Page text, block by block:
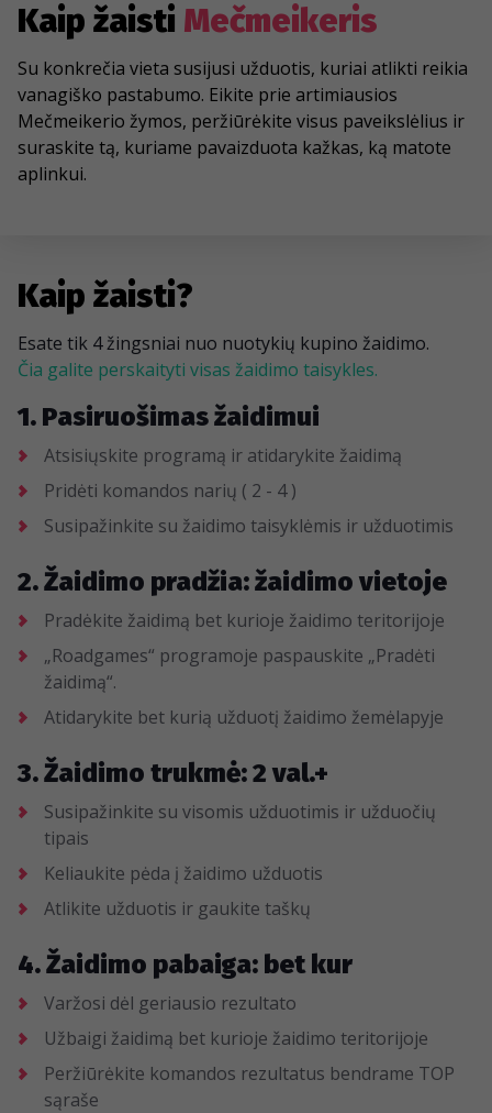
Kaip žaisti Mečmeikeris
Su konkrečia vieta susijusi užduotis, kuriai atlikti reikia
vanagiško pastabumo. Eikite prie artimiausios
Mečmeikerio žymos, peržiūrėkite visus paveikslėlius ir
suraskite tą, kuriame pavaizduota kažkas, ką matote
aplinkui.
Kaip žaisti?
Esate tik 4 žingsniai nuo nuotykių kupino žaidimo.
Čia galite perskaityti visas žaidimo taisykles.
1. Pasiruošimas žaidimui
Atsisiųskite programą ir atidarykite žaidimą
Pridėti komandos narių ( 2 - 4 )
Susipažinkite su žaidimo taisyklėmis ir užduotimis
2. Žaidimo pradžia: žaidimo vietoje
Pradėkite žaidimą bet kurioje žaidimo teritorijoje
„Roadgames“ programoje paspauskite „Pradėti
žaidimą“.
Atidarykite bet kurią užduotį žaidimo žemėlapyje
3. Žaidimo trukmė: 2 val.+
Susipažinkite su visomis užduotimis ir užduočių
tipais
Keliaukite pėda į žaidimo užduotis
Atlikite užduotis ir gaukite taškų
4. Žaidimo pabaiga: bet kur
Varžosi dėl geriausio rezultato
Užbaigi žaidimą bet kurioje žaidimo teritorijoje
Peržiūrėkite komandos rezultatus bendrame TOP
sąraše